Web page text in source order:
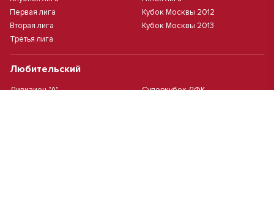
Первая лига
Вторая лига
Третья лига
Кубок Москвы 2012
Кубок Москвы 2013
Любительский
Дивизион "А"
Суперкубок ЛФК